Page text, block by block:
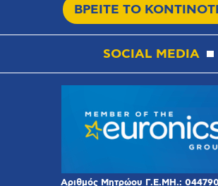
ΒΡΕΙΤΕ ΤΟ
SOCIAL MEDIA